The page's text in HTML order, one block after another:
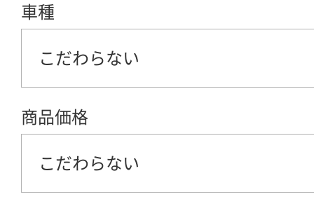
車種
こだわらない
商品価格
こだわらない